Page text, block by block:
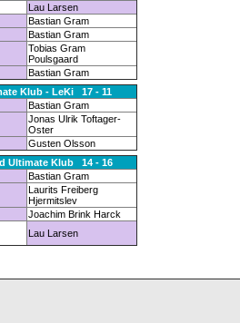
Lau Larsen
Bastian Gram
Bastian Gram
Tobias Gram
Poulsgaard
Bastian Gram
Klub - LeKi 17 - 11
Bastian Gram
Jonas Ulrik Toftager-
Oster
Gusten Olsson
Ultimate Klub 14 - 16
Bastian Gram
Laurits Freiberg
Hjermitslev
Joachim Brink Harck
Lau Larsen